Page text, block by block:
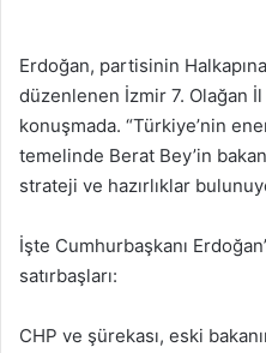
Erdoğan, partisinin
düzenlenen İzmir 7. Olağan İl
konuşmada. “Türkiye’nin
temelinde Berat Bey’in
strateji ve hazırlıklar
İşte Cumhurbaşkanı
satırbaşları:
CHP ve şürekası, eski